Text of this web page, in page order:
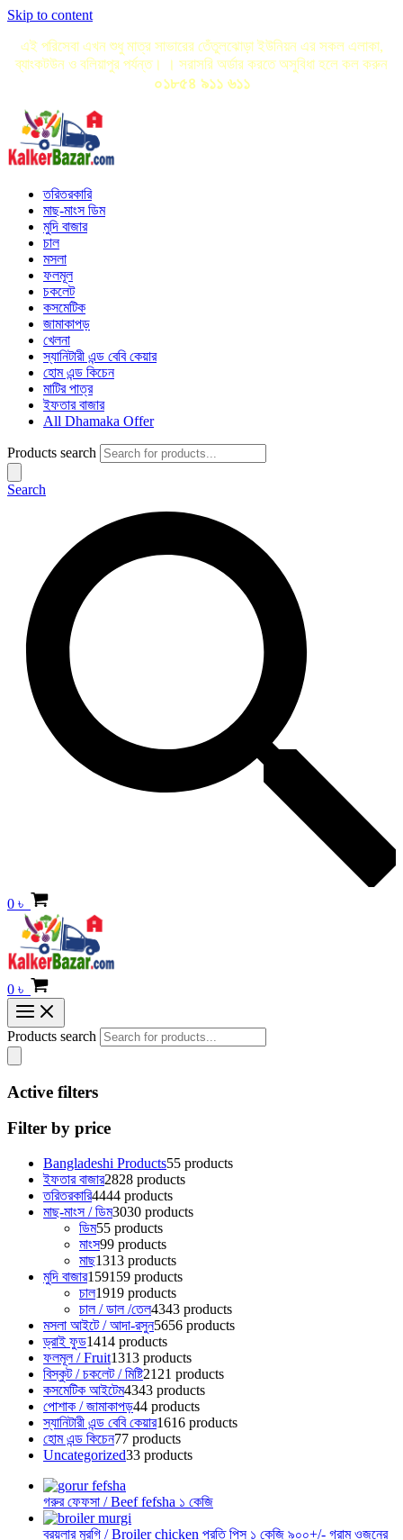
Skip to content
এই পরিসেবা এখন শুধু মাত্র সাভারের তেঁতুলঝোড়া ইউনিয়ন এর সকল এলাকা,
ব্যাংকটউন ও বলিয়াপুর পর্যন্ত। । সরাসরি অর্ডার করতে অসুবিধা হলে কল করুন
০১৮৫৪ ৯১১ ৬১১
তরিতরকারি
মাছ-মাংস ডিম
মুদি বাজার
চাল
মসলা
ফলমূল
চকলেট
কসমেটিক
জামাকাপড়
খেলনা
স্যানিটারী এন্ড বেবি কেয়ার
হোম এন্ড কিচেন
মাটির পাত্র
ইফতার বাজার
All Dhamaka Offer
Products search
Search
0 ৳
0 ৳
Products search
Active filters
Filter by price
Bangladeshi Products55 products
ইফতার বাজার2828 products
তরিতরকারি4444 products
মাছ-মাংস / ডিম3030 products
ডিম55 products
মাংস99 products
মাছ1313 products
মুদি বাজার159159 products
চাল1919 products
চাল / ডাল /তেল4343 products
মসলা আইটে / আদা-রসুন5656 products
ড্রাই ফুড1414 products
ফলমূল / Fruit1313 products
বিস্কুট / চকলেট / মিষ্টি21 21 products
কসমেটিক আইটেম4343 products
পোশাক / জামাকাপড়44 products
স্যানিটারী এন্ড বেবি কেয়ার1616 products
হোম এন্ড কিচেন77 products
Uncategorized33 products
গরুর ফেফসা / Beef fefsha ১ কেজি
ব্রয়লার মুরগি / Broiler chicken প্রতি পিস ১ কেজি ৯০০+/- গ্রাম ওজনের